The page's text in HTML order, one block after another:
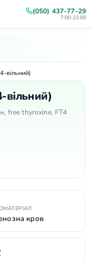
(050) 437-77-29
7:00-23:00
вільний)
вільний)
free thyroxine, FT4
кров